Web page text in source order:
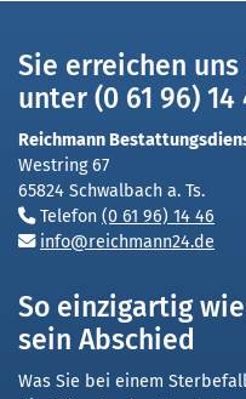
Sie erreichen
unter (0 61 96) 14
Reichmann
Westring 67
65824 Schwalbach a. Ts.
Telefon (0 61 96) 14 46
info@reichmann24.de
So einzigartig
sein Abschied
Was Sie bei einem